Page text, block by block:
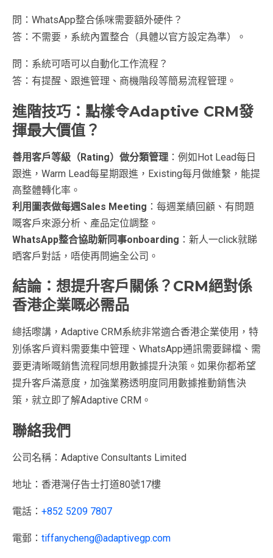
問：WhatsApp整合係咪需要額外硬件？
答：不需要，系統內置整合（具體以官方設定為準）。
問：系統可唔可以自動化工作流程？
答：有提醒、跟進管理、商機階段等簡易流程管理。
進階技巧：點樣令Adaptive CRM發
揮最大價值？
善用客戶等級（Rating）做分類管理 ：例如Hot Lead每日
跟進，Warm Lead每星期跟進，Existing每月做維繫，能提
高整體轉化率。
利用圖表做每週Sales Meeting ：每週業績回顧、有問題
嘅客戶來源分析、產品定位調整。
WhatsApp整合協助新同事onboarding ：新人一click就睇
晒客戶對話，唔使再問遍全公司。
結論：想提升客戶關係？CRM絕對係
香港企業嘅必需品
總括嚟講，Adaptive CRM系統非常適合香港企業使用，特
別係客戶資料需要集中管理、WhatsApp通訊需要歸檔、需
要更清晰嘅銷售流程同想用數據提升決策。如果你都希望
提升客戶滿意度，加強業務透明度同用數據推動銷售決
策，就立即了解Adaptive CRM。
聯絡我們
公司名稱：Adaptive Consultants Limited
地址：香港灣仔告士打道80號17樓
電話： +852 5209 7807
電郵： tiffanycheng@adaptivegp.com